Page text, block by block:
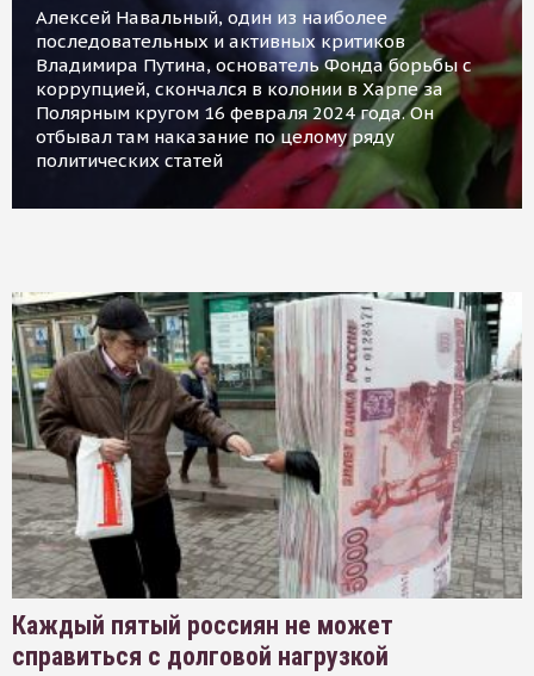
Алексей Навальный, один из наиболее
последовательных и активных критиков
Владимира Путина, основатель Фонда борьбы с
коррупцией, скончался в колонии в Харпе за
Полярным кругом 16 февраля 2024 года. Он
отбывал там наказание по целому ряду
политических статей
Каждый пятый россиян не может
справиться с долговой нагрузкой